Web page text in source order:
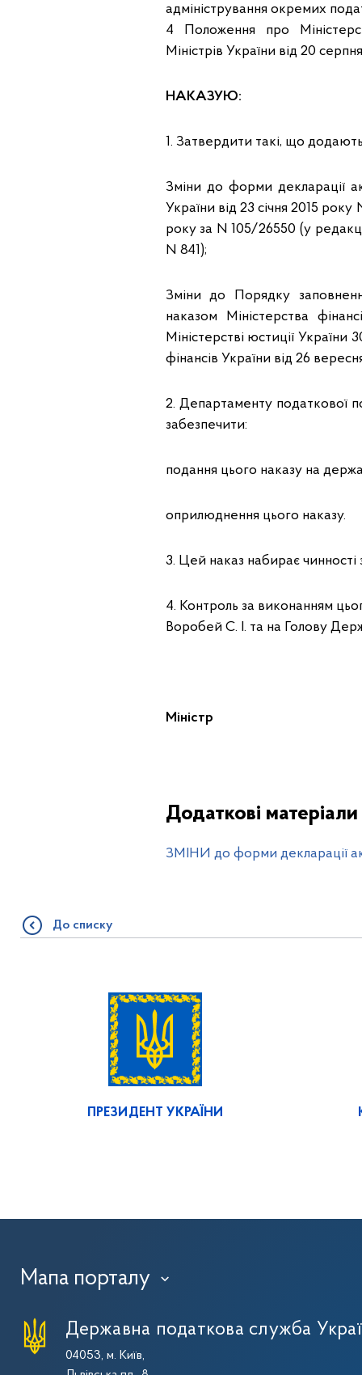
адміністрування окремих
4 Положення про
Міністрів України від 20
НАКАЗУЮ:
1. Затвердити такі, що
Зміни до форми декларації
України від 23 січня 2015 року
року за N 105/26550 (у
N 841);
Зміни до Порядку
наказом Міністерства
Міністерстві юстиції
фінансів України від 26
2. Департаменту податкової
забезпечити:
подання цього наказу на
оприлюднення цього наказу.
3. Цей наказ набирає чинності
4. Контроль за виконанням
Воробей С. І. та на Голову
Міністр
Додаткові матеріали
ЗМІНИ до форми декларації
До списку
ПРЕЗИДЕНТ УКРАЇНИ
Мапа порталу ›
Державна податкова служба
04053, м. Київ,